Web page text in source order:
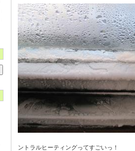
ントラルヒーティングってすごいっ！